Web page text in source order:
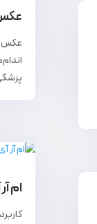
عکس
ام